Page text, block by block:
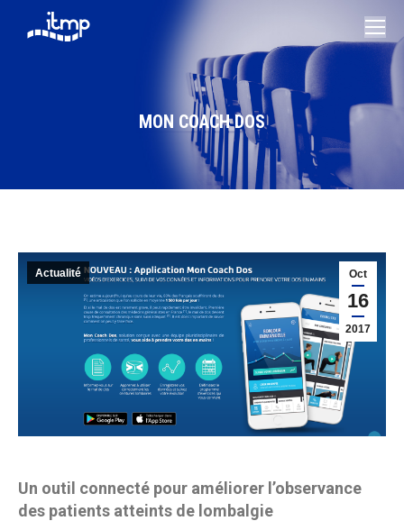
MON COACH DOS
Vous êtes ici :
Oct
16
2017
Actualité
Un outil connecté pour améliorer l’observance
des patients atteints de lombalgie